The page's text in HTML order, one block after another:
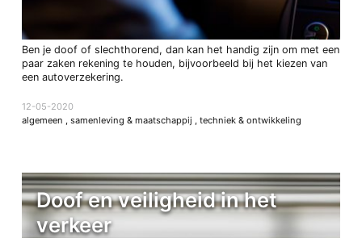
Ben je doof of slechthorend, dan kan het handig zijn om met een
paar zaken rekening te houden, bijvoorbeeld bij het kiezen van
een autoverzekering.
12-05-2020
algemeen , samenleving & maatschappij , techniek & ontwikkeling
Doof en veiligheid in het
verkeer